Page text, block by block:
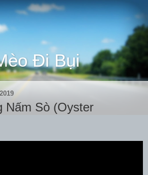
Đi Bụi
Nấm Sò (Oyster